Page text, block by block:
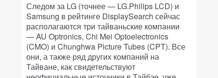
Следом за LG (точнее — LG.Philips LCD) и
Samsung в рейтинге DisplaySearch сейчас
располагаются три тайваньские компании
— AU Optronics, Chi Mei Optoelectronics
(CMO) и Chunghwa Picture Tubes (CPT). Все
они, а также ряд других компаний на
Тайване, как свидетельствуют